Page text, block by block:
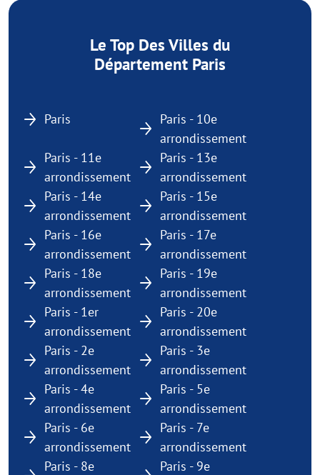
Le Top Des Villes du
Département Paris
Paris
Paris - 10e
arrondissement
Paris - 11e
arrondissement
Paris - 13e
arrondissement
Paris - 14e
arrondissement
Paris - 15e
arrondissement
Paris - 16e
arrondissement
Paris - 17e
arrondissement
Paris - 18e
arrondissement
Paris - 19e
arrondissement
Paris - 1er
arrondissement
Paris - 20e
arrondissement
Paris - 2e
arrondissement
Paris - 3e
arrondissement
Paris - 4e
arrondissement
Paris - 5e
arrondissement
Paris - 6e
arrondissement
Paris - 7e
arrondissement
Paris - 8e
Paris - 9e